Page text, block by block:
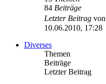
84 Beiträge
Letzter Beitrag von
10.06.2010, 17:28
Diverses
Themen
Beiträge
Letzter Beitrag